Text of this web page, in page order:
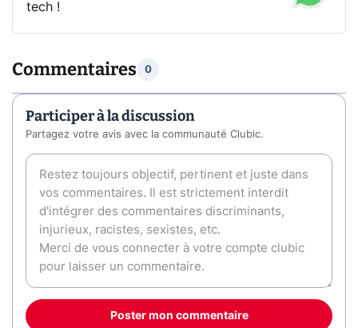
tech !
Commentaires 0
Participer à la discussion
Partagez votre avis avec la communauté Clubic.
Poster mon commentaire